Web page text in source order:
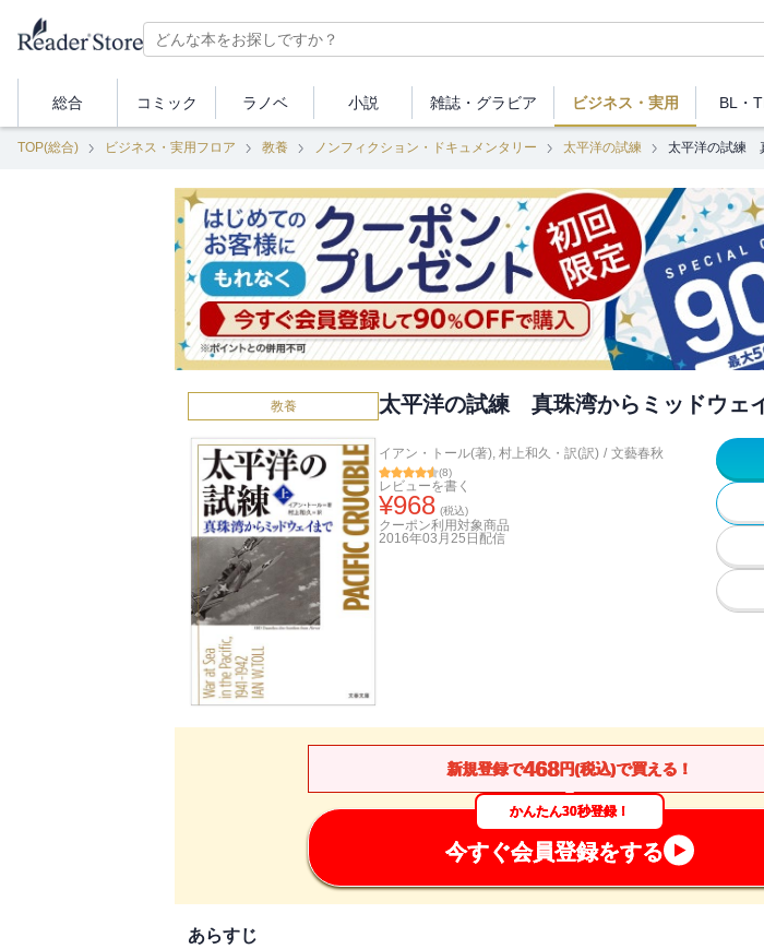
総合 コミック ラノベ 小説 雑誌・ グラビア ビジネス ・実用 BL・
TOP(総合) ビジネス・実用フロア 教養 ノンフィクション・ドキュメンタリー 太平洋の試練 太平洋の試練
教養 太平洋の試練 真珠湾からミッドウェ
イアン・トール(著), 村上和久・訳(訳) / 文藝春秋
(8)
レビューを書く
¥968 (税込)
クーポン利用対象商品
2016年03月25日 配信
新規登録で468円(税込)で買える！
かんたん30秒登録！
今すぐ会員登録をする
あらすじ